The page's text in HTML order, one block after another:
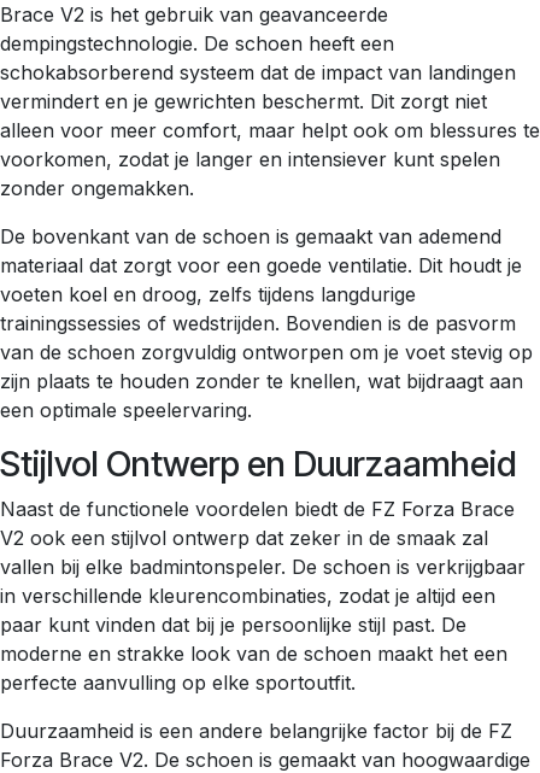
Brace V2 is het gebruik van geavanceerde
dempingstechnologie. De schoen heeft een
schokabsorberend systeem dat de impact van landingen
vermindert en je gewrichten beschermt. Dit zorgt niet
alleen voor meer comfort, maar helpt ook om blessures te
voorkomen, zodat je langer en intensiever kunt spelen
zonder ongemakken.
De bovenkant van de schoen is gemaakt van ademend
materiaal dat zorgt voor een goede ventilatie. Dit houdt je
voeten koel en droog, zelfs tijdens langdurige
trainingssessies of wedstrijden. Bovendien is de pasvorm
van de schoen zorgvuldig ontworpen om je voet stevig op
zijn plaats te houden zonder te knellen, wat bijdraagt aan
een optimale speelervaring.
Stijlvol Ontwerp en Duurzaamheid
Naast de functionele voordelen biedt de FZ Forza Brace
V2 ook een stijlvol ontwerp dat zeker in de smaak zal
vallen bij elke badmintonspeler. De schoen is verkrijgbaar
in verschillende kleurencombinaties, zodat je altijd een
paar kunt vinden dat bij je persoonlijke stijl past. De
moderne en strakke look van de schoen maakt het een
perfecte aanvulling op elke sportoutfit.
Duurzaamheid is een andere belangrijke factor bij de FZ
Forza Brace V2. De schoen is gemaakt van hoogwaardige